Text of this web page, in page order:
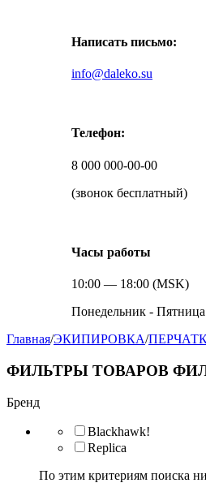
Написать письмо:
info@daleko.su
Телефон:
8 000 000-00-00
(звонок бесплатный)
Часы работы
10:00 — 18:00 (MSK)
Понедельник - Пятница
Главная/ЭКИПИРОВКА/
ФИЛЬТРЫ ТОВАРОВ
Бренд
Blackhawk!
Replica
По этим критериям поиска